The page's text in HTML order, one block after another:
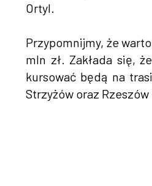
Ortyl.
Przypomnijmy, że
mln zł. Zakłada się,
kursować będą na
Strzyżów oraz